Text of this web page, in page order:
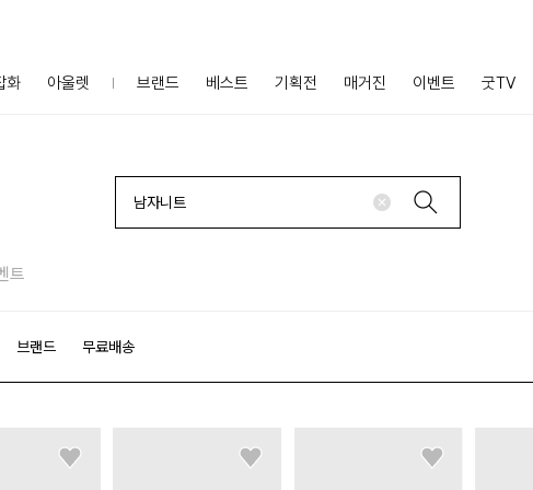
화 아울렛 브랜드 베스트 기획전 매거진 이벤트 굿TV
트
브랜드 무료배송